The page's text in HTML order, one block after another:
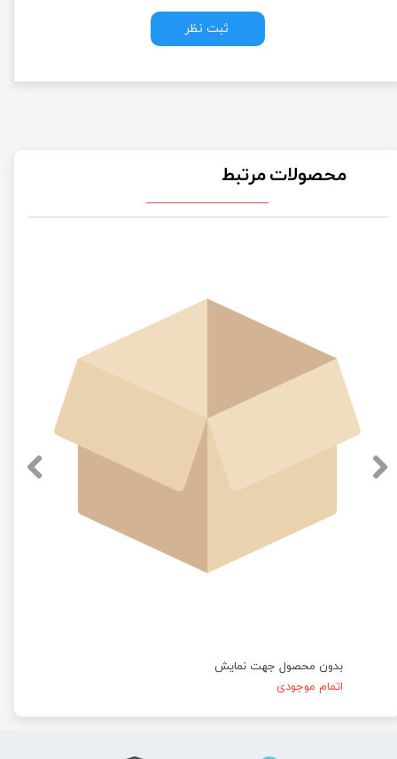
ثبت نظر
محصولات مرتبط
بدون محصول جهت نمایش
اتمام موجودی